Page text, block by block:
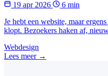
19 apr 2026
6 min
Je hebt een website, maar
klopt. Bezoekers haken af,
Webdesign
Lees meer →